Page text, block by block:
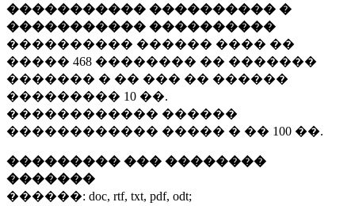
����������� ���������� �
����������� ����������
���������� ������ ���� ��
����� 468 �������� �� �������
������� � �� ��� �� ������
��������� 10 ��.
������������ ������
������������ ����� � �� 100 ��.
��������� ��� ��������
�������
������: doc, rtf, txt, pdf, odt;